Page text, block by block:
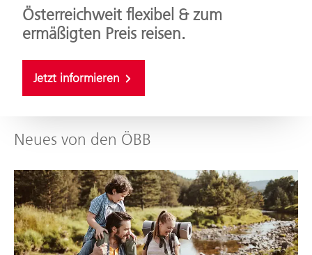
Österreichweit flexibel & zum
ermäßigten Preis reisen.
Jetzt informieren
Neues von den ÖBB